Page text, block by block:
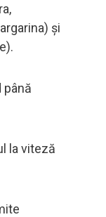
și
până
la viteză